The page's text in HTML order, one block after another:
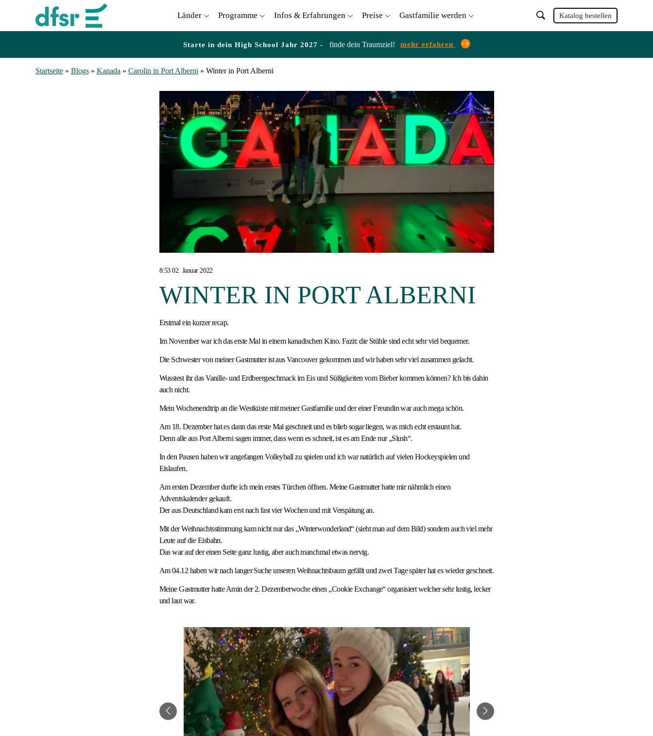
Länder Programme Infos & Erfahrungen Preise Gastfamilie werden Katalog bestellen
Starte in dein High School Jahr 2027 - finde dein Traumziel! mehr erfahren
Startseite» Blogs» Kanada » Carolin in Port Alberni » Winter in Port Alberni
8:53 02. Januar 2022
WINTER IN PORT ALBERNI
Erstmal ein kurzer recap.
Im November war ich das erste Mal in einem kanadischen Kino. Fazit: die Stühle sind echt sehr viel bequemer.
Die Schwester von meiner Gastmutter ist aus Vancouver gekommen und wir haben sehr viel zusammen gelacht.
Wusstest ihr das Vanille- und Erdbeergeschmack im Eis und Süßigkeiten vom Bieber kommen können? Ich bis dahin
auch nicht.
Mein Wochenendtrip an die Westküste mit meiner Gastfamilie und der einer Freundin war auch mega schön.
Am 18. Dezember hat es dann das erste Mal geschneit und es blieb sogar liegen, was mich echt erstaunt hat.
Denn alle aus Port Alberni sagen immer, dass wenn es schneit, ist es am Ende nur „Slush“.
In den Pausen haben wir angefangen Volleyball zu spielen und ich war natürlich auf vielen Hockeyspielen und
Eislaufen.
Am ersten Dezember durfte ich mein erstes Türchen öffnen. Meine Gastmutter hatte mir nähmlich einen
Adventskalender gekauft.
Der aus Deutschland kam erst nach fast vier Wochen und mit Verspätung an.
Mit der Weihnachtsstimmung kam nicht nur das „Winterwonderland“ (sieht man auf dem Bild) sondern auch viel mehr
Leute auf die Eisbahn.
Das war auf der einen Seite ganz lustig, aber auch manchmal etwas nervig.
Am 04.12 haben wir nach langer Suche unseren Weihnachtsbaum gefällt und zwei Tage später hat es wieder geschneit.
Meine Gastmutter hatte Amin der 2. Dezemberwoche einen „Cookie Exchange“ organisiert welcher sehr lustig, lecker
und laut war.